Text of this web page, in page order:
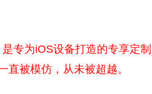
为iOS设备打造的专享定制
被模仿，从未被超越。